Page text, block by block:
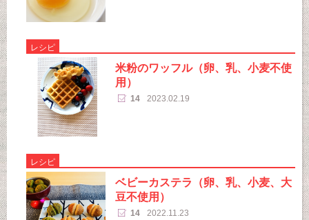
レシピ
米粉のワッフル（卵、乳、小麦不使
用）
14 2023.02.19
レシピ
ベビーカステラ（卵、乳、小麦、大
豆不使用）
14 2022.11.23